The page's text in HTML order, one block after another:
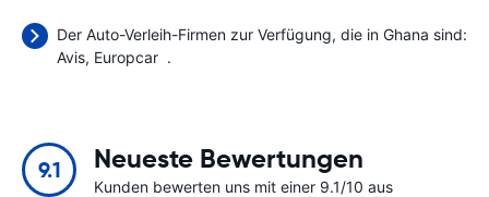
Der Auto-Verleih-Firmen zur Verfügung, die in Ghana sind:
Avis Europcar .
9.1 Neueste Bewertungen
Kunden bewerten uns mit einer 9.1/10 aus